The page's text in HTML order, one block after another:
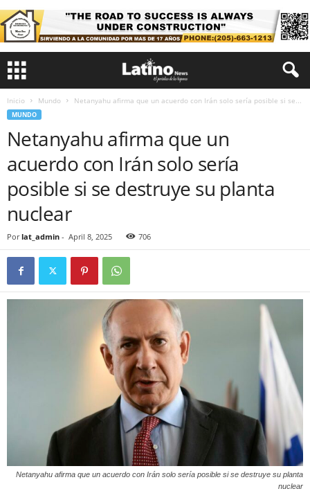
Inicio Mundo Netanyahu afirma que un acuerdo con Irán solo sería posible si se...
MUNDO
Netanyahu afirma que un
acuerdo con Irán solo sería
posible si se destruye su planta
nuclear
Por lat_admin - April 8, 2025 706
Netanyahu afirma que un acuerdo con Irán solo sería posible si se destruye su planta
nuclear